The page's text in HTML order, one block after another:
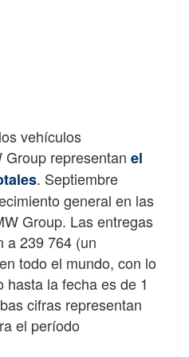
vehículos
representan el
. Septiembre
general en las
Group. Las entregas
a 239 764 (un
todo el mundo, con lo
la fecha es de 1
cifras representan
el período